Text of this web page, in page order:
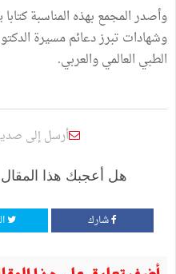
وأصدر المجمع بهذه المناسبة
وشهادات تبرز دعائم مسيرة
الطبي العالمي والعربي.
أرسل إلى
هل أعجبك هذا
شارك